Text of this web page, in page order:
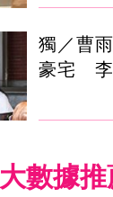
獨／曹
豪宅 李
大數據推